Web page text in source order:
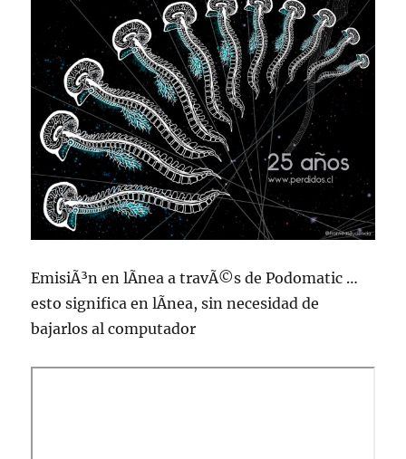
EmisiÃ³n en lÃ­nea a travÃ©s de Podomatic …
esto significa en lÃ­nea, sin necesidad de
bajarlos al computador